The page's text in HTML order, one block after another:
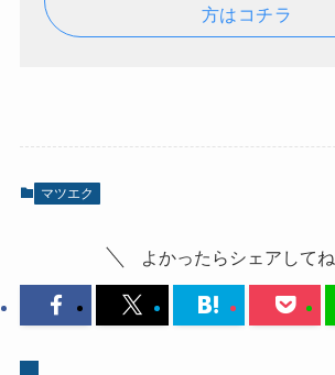
方はコチラ
マツエク
よかったらシェアしてね